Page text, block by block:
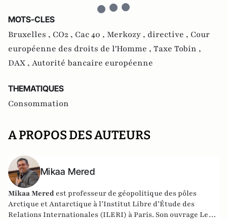
MOTS-CLES
Bruxelles , CO2 , Cac 40 , Merkozy , directive , Cour
européenne des droits de l'Homme , Taxe Tobin ,
DAX , Autorité bancaire européenne
THEMATIQUES
Consommation
A PROPOS DES AUTEURS
Mikaa Mered
Mikaa Mered est professeur de géopolitique des pôles
Arctique et Antarctique à l’Institut Libre d’Étude des
Relations Internationales (ILERI) à Paris. Son ouvrage Les